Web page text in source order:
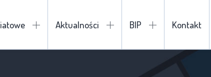
Aktualności BIP Kontakt